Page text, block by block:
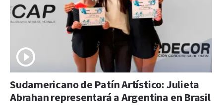
Sudamericano de Patín Artístico: Julieta
Abrahan representará a Argentina en Brasil